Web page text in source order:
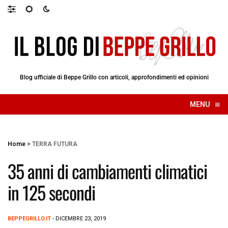
Blog ufficiale di Beppe Grillo con articoli, approfondimenti ed opinioni
MENU ≡
☰
Home > TERRA FUTURA
35 anni di cambiamenti climatici
in 125 secondi
BEPPEGRILLO.IT - DICEMBRE 23, 2019